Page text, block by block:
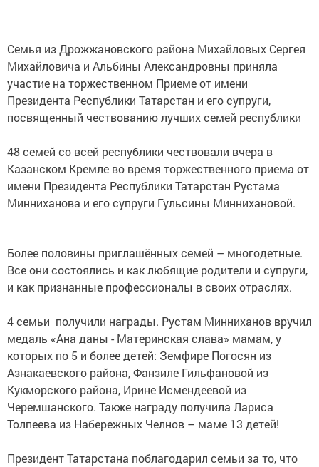
Семья из Дрожжановского района Михайловых Сергея
Михайловича и Альбины Александровны приняла
участие на торжественном Приеме от имени
Президента Республики Татарстан и его супруги,
посвященный чествованию лучших семей республики
48 семей со всей республики чествовали вчера в
Казанском Кремле во время торжественного приема от
имени Президента Республики Татарстан Рустама
Минниханова и его супруги Гульсины Миннихановой.
Более половины приглашённых семей – многодетные.
Все они состоялись и как любящие родители и супруги,
и как признанные профессионалы в своих отраслях.
4 семьи получили награды. Рустам Минниханов вручил
медаль «Ана даны - Материнская слава» мамам, у
которых по 5 и более детей: Земфире Погосян из
Азнакаевского района, Фанзиле Гильфановой из
Кукморского района, Ирине Исмендеевой из
Черемшанского. Также награду получила Лариса
Толпеева из Набережных Челнов – маме 13 детей!
Президент Татарстана поблагодарил семьи за то, что